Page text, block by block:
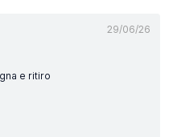
29/06/26
e ritiro